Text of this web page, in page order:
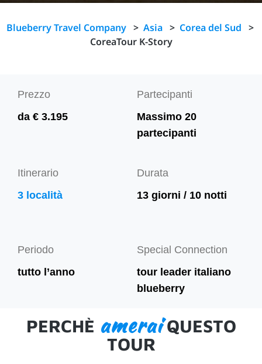
Blueberry Travel Company> Asia> Corea del Sud >
CoreaTour K-Story
Prezzo
da € 3.195
Partecipanti
Massimo 20
partecipanti
Itinerario
3 località
Durata
13 giorni / 10 notti
Periodo
tutto l’anno
Special Connection
tour leader italiano
blueberry
PERCHÈ ameraiQUESTO
TOUR